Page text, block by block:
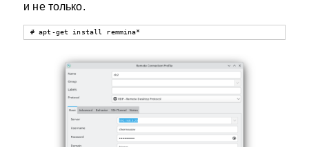
и не только.
# apt-get install remmina*